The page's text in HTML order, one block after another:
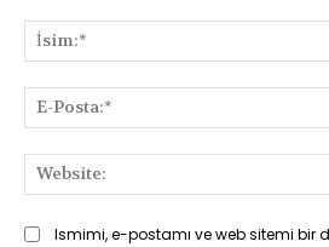
Ismimi, e-postamı ve web sitemi bir